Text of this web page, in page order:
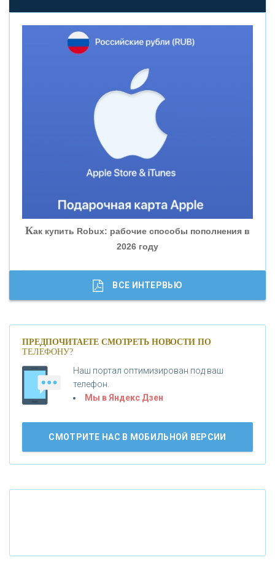
«НОВИКОМБАНК»
«ВНЕШПРОМБАНК»
«БАНК ГЛОБЭКС»
«СОВКОМБАНК»
«ГАЗПРОМБАНК»
«МОСКОВСКИЙ КРЕДИТНЫЙ БАНК»
«БАНК ВОЗРОЖДЕНИЕ»
АО «КРЕДИТ ЕВРОПА БАНК»
Как купить Robux: рабочие способы пополнения в
2026 году
Банки.ру обновил логотип впервые за 19 лет -
ВСЕ ИНТЕРВЬЮ
ПРЕДПОЧИТАЕТЕ СМОТРЕТЬ НОВОСТИ ПО
ТЕЛЕФОНУ?
Наш портал оптимизирован под ваш
телефон.
Мы в Яндекс Дзен
СМОТРИТЕ НАС В МОБИЛЬНОЙ ВЕРСИИ